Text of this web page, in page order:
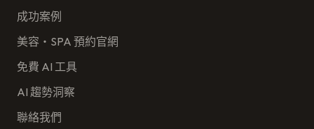
成功案例
美容・SPA 預約官網
免費 AI 工具
AI 趨勢洞察
聯絡我們